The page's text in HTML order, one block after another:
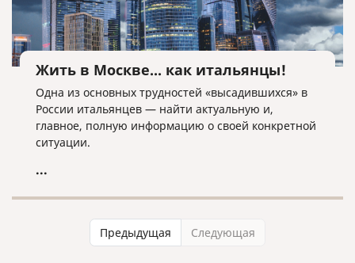
Жить в Москве... как итальянцы!
Одна из основных трудностей «высадившихся» в
России итальянцев — найти актуальную и,
главное, полную информацию о своей конкретной
ситуации.
...
Предыдущая Следующая